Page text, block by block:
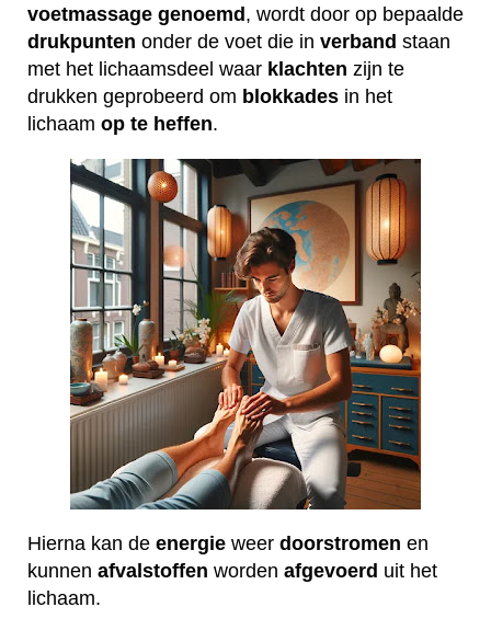
voetmassage genoemd , wordt door op bepaalde
drukpunten onder de voet die in verband staan
met het lichaamsdeel waar klachten zijn te
drukken geprobeerd om blokkades in het
lichaam op te heffen.
Hierna kan de energie weer doorstromen en
kunnen afvalstoffen worden afgevoerd uit het
lichaam.